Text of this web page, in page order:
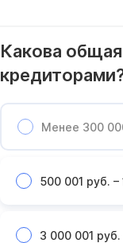
Какова
Менее 300
500 001 руб.
3 000 001